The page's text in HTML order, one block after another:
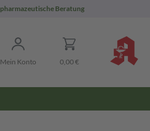
pharmazeutische Beratung
Mein Konto 0,00 €